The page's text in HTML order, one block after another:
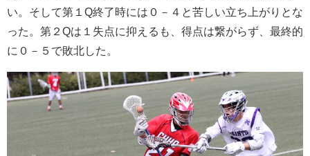
い。そして第１Q終了時には０－４と苦しい立ち上がりとな
った。第２Qは１失点に抑えるも、得点は繋がらず、最終的
に０－５で敗北した。